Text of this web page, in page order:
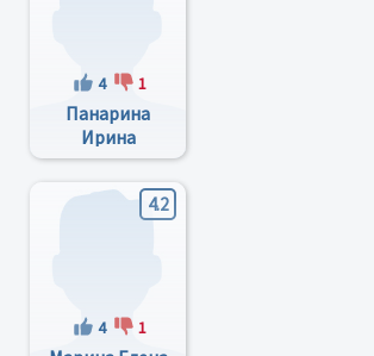
4 1
Панарина
Ирина
Михайловна
4.2
4 1